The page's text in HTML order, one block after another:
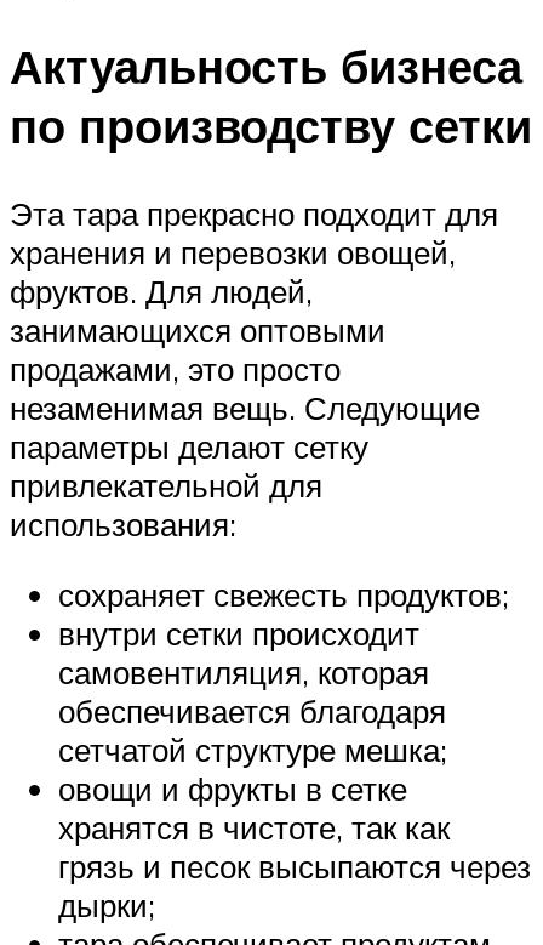
Актуальность бизнеса
по производству сетки
Эта тара прекрасно подходит для
хранения и перевозки овощей,
фруктов. Для людей,
занимающихся оптовыми
продажами, это просто
незаменимая вещь. Следующие
параметры делают сетку
привлекательной для
использования:
сохраняет свежесть продуктов;
внутри сетки происходит
самовентиляция, которая
обеспечивается благодаря
сетчатой структуре мешка;
овощи и фрукты в сетке
хранятся в чистоте, так как
грязь и песок высыпаются через
дырки;